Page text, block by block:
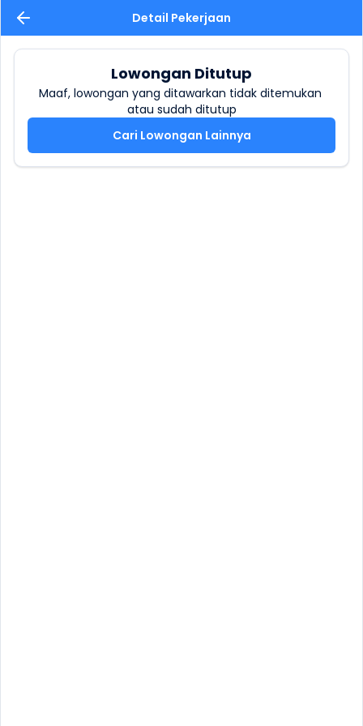
Detail Pekerjaan
Lowongan Ditutup
Maaf, lowongan yang ditawarkan tidak ditemukan
atau sudah ditutup
Cari Lowongan Lainnya